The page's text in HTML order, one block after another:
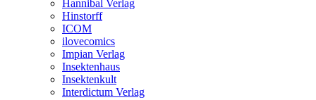
Hannibal Verlag
Hinstorff
ICOM
ilovecomics
Impian Verlag
Insektenhaus
Insektenkult
Interdictum Verlag